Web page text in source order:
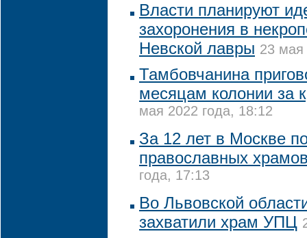
Власти планируют
захоронения в
Невской лавры 23 мая
Тамбовчанина
месяцам колонии за
мая 2022 года, 18:12
За 12 лет в Москве
православных
года, 17:13
Во Львовской
захватили храм УПЦ